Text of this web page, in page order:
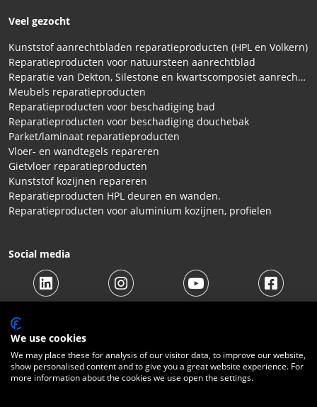
Veel gezocht
Kunststof aanrechtbladen reparatieproducten (HPL en Volkern)
Reparatieproducten voor natuursteen aanrechtblad
Reparatie van Dekton, Silestone en kwartscomposiet aanrechtbladen
Meubels reparatieproducten
Reparatieproducten voor beschadiging bad
Reparatieproducten voor beschadiging douchebak
Parket/laminaat reparatieproducten
Vloer- en wandtegels repareren
Gietvloer reparatieproducten
Kunststof kozijnen repareren
Reparatieproducten HPL deuren en wanden.
Reparatieproducten voor aluminium kozijnen, profielen
Social media
© 2026 Beltraco Benelux B.V. |Algemene voorwaarden
We use cookies
We may place these for analysis of our visitor data, to improve our website,
show personalised content and to give you a great website experience. For
more information about the cookies we use open the settings.